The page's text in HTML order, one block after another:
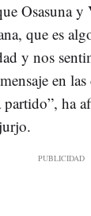
Osasuna y
que es
y nos
en
partido”, ha